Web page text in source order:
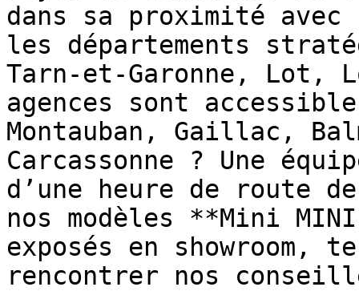
dans sa proximité
les départements
Tarn-et-Garonne, Lot,
agences sont
Montauban, Gaillac,
Carcassonne ? Une
d’une heure de route
nos modèles **Mini
exposés en
rencontrer nos